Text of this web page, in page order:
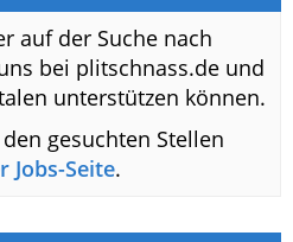
auf der Suche nach
bei plitschnass.de und
unterstützen können.
gesuchten Stellen
Jobs-Seite.